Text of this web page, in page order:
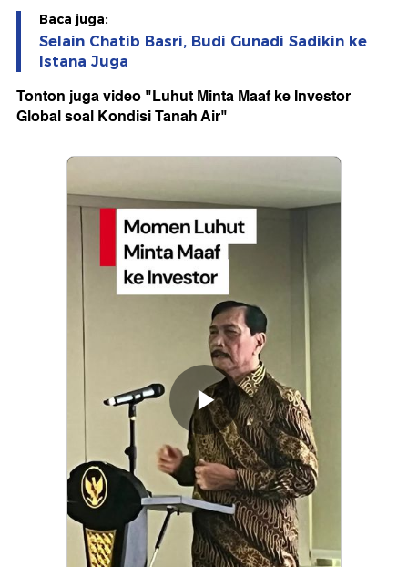
Baca juga:
Selain Chatib Basri, Budi Gunadi Sadikin ke
Istana Juga
Tonton juga video "Luhut Minta Maaf ke Investor
Global soal Kondisi Tanah Air"